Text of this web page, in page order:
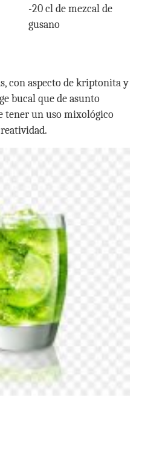
-20 cl de mezcal de
gusano
con aspecto de kriptonita y
bucal que de asunto
tener un uso mixológico